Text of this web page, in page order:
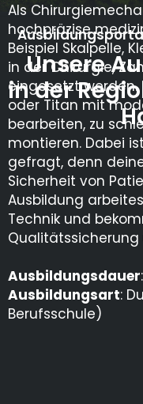
Unsere
in der
Als
hochpräzise
Beispiel Skalpelle,
in der Chirurgie,
eingesetzt werden.
oder Titan mit
bearbeiten, zu
montieren. Dabei
gefragt, denn
Sicherheit von
Ausbildung
Technik und
Qualitätssicherung
Ausbildungsdauer
Ausbildungsart:
Berufsschule)